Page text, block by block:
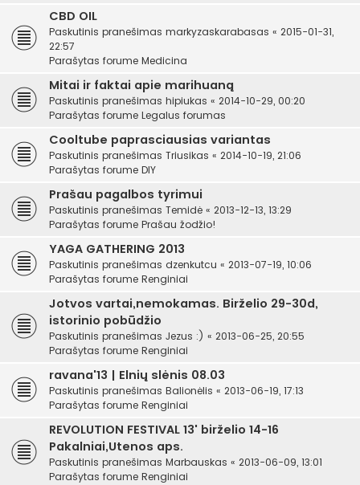
CBD OIL
Paskutinis pranešimas markyzaskarabasas « 2015-01-31,
22:57
Parašytas forume Medicina
Mitai ir faktai apie marihuaną
Paskutinis pranešimas hipiukas « 2014-10-29, 00:20
Parašytas forume Legalus forumas
Cooltube paprasciausias variantas
Paskutinis pranešimas Triusikas « 2014-10-19, 21:06
Parašytas forume DIY
Prašau pagalbos tyrimui
Paskutinis pranešimas Temidė « 2013-12-13, 13:29
Parašytas forume Prašau žodžio!
YAGA GATHERING 2013
Paskutinis pranešimas dzenkutcu « 2013-07-19, 10:06
Parašytas forume Renginiai
Jotvos vartai,nemokamas. Birželio 29-30d,
istorinio pobūdžio
Paskutinis pranešimas Jezus :) « 2013-06-25, 20:55
Parašytas forume Renginiai
ravana'13 | Elnių slėnis 08.03
Paskutinis pranešimas Balionėlis « 2013-06-19, 17:13
Parašytas forume Renginiai
REVOLUTION FESTIVAL 13' birželio 14-16
Pakalniai,Utenos aps.
Paskutinis pranešimas Marbauskas « 2013-06-09, 13:01
Parašytas forume Renginiai